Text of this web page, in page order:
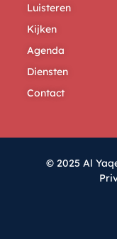
Luisteren
Kijken
Agenda
Diensten
Contact
© 2025 Al